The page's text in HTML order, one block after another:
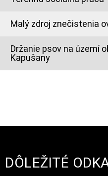
Malý zdroj znečistenia
Držanie psov na území
Kapušany
DÔLEŽITÉ